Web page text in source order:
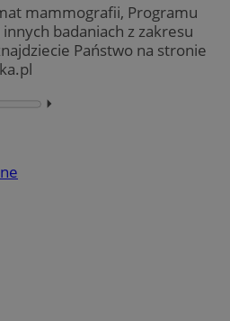
mammografii, Programu
badaniach z zakresu
Państwo na stronie
⏵︎